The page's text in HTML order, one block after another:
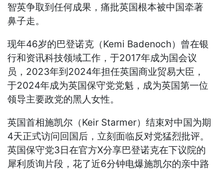
智英争取到任何成果，痛批英国根本被中国牵著
鼻子走。
现年46岁的巴登诺克（Kemi Badenoch）曾在银
行和资讯科技领域工作，于2017年成为国会议
员，2023年到2024年担任英国商业贸易大臣，
于2024年成为英国保守党党魁，成为英国第一位
领导主要政党的黑人女性。
英国首相施凯尔（Keir Starmer）结束对中国为期
4天正式访问回国后，立刻面临反对党猛烈批评。
英国保守党3日在官方X分享巴登诺克在下议院的
犀利质询片段，花了近6分钟电爆施凯尔的亲中路